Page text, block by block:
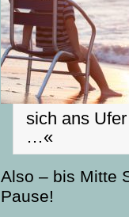
sich ans
…«
Also – bis Mitte
Pause!